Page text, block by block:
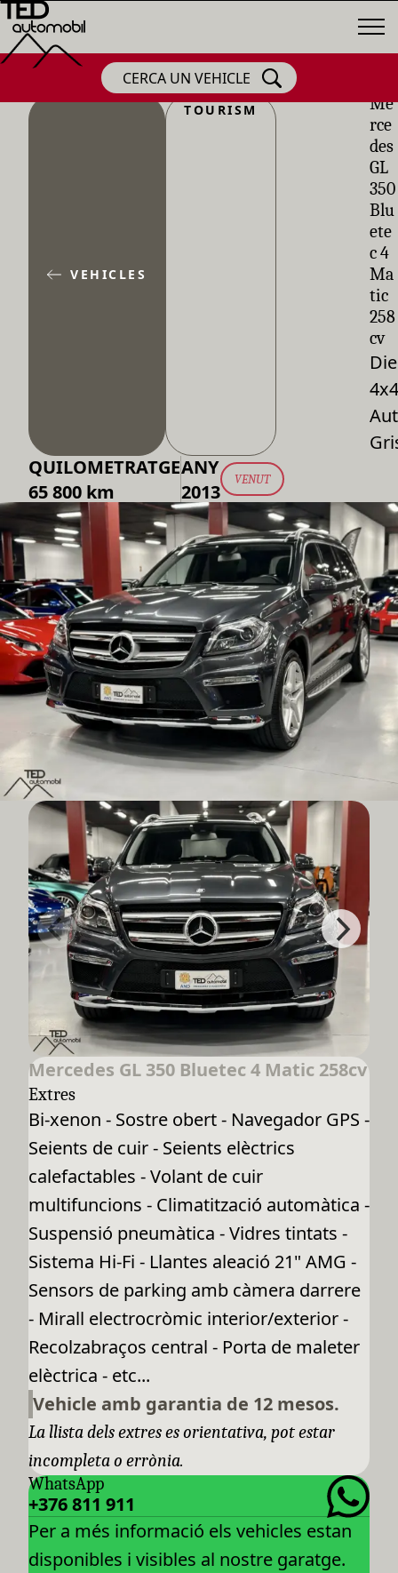
CERCA UN VEHICLE
VEHICLES
TOURISM
Me
rce
des
GL
350
Blu
ete
c 4
Ma
tic
258
cv
4x4
QUILOMETRATGE
65 800 km
ANY
2013
VENUT
Mercedes GL 350 Bluetec 4 Matic 258cv
Extres
Bi-xenon - Sostre obert - Navegador GPS -
Seients de cuir - Seients elèctrics
calefactables - Volant de cuir
multifuncions - Climatització automàtica -
Suspensió pneumàtica - Vidres tintats -
Sistema Hi-Fi - Llantes aleació 21" AMG -
Sensors de parking amb càmera darrere
- Mirall electrocròmic interior/exterior -
Recolzabraços central - Porta de maleter
elèctrica - etc...
Vehicle amb garantia de 12 mesos.
La llista dels extres es orientativa, pot estar
incompleta o errònia.
WhatsApp
+376 811 911
Per a més informació els vehicles estan
disponibles i visibles al nostre garatge.